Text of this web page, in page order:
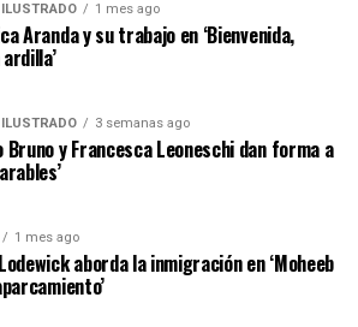
1 mes ago
Aranda y su trabajo en ‘Bienvenida,
3 semanas ago
Bruno y Francesca Leoneschi dan forma a
1 mes ago
aborda la inmigración en ‘Moheeb